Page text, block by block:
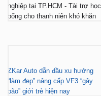
nghiệp tại TP.HCM - Tài trợ học
bổng cho thanh niên khó khăn
ZKar Auto dẫn đầu xu hướng
“làm đẹp” nâng cấp VF3 “gây
bão” giới trẻ hiện nay